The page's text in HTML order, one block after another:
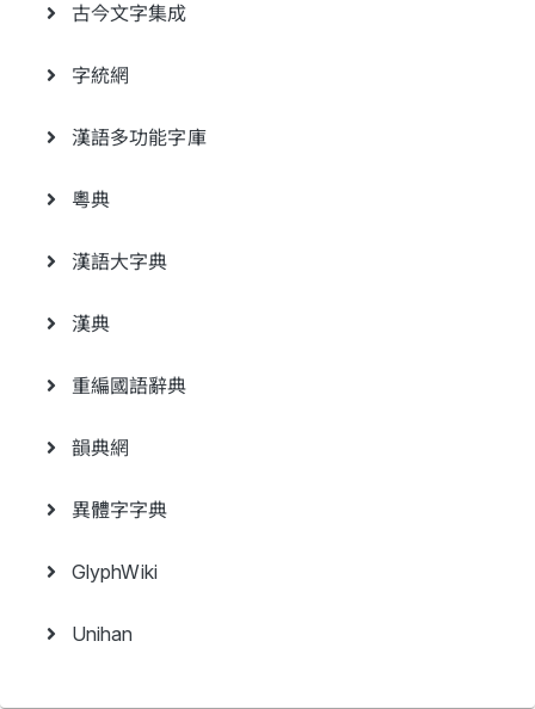
古今文字集成
字統網
漢語多功能字庫
粵典
漢語大字典
漢典
重編國語辭典
韻典網
異體字字典
GlyphWiki
Unihan